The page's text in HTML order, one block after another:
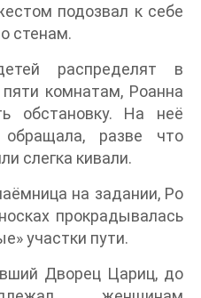
подозвал к себе
стенам.
распределят в
комнатам, Роанна
обстановку. На неё
разве что
слегка кивали.
на задании, Ро
прокрадывалась
участки пути.
Дворец Цариц, до